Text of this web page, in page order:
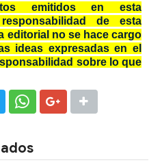
emitidos en esta
de esta
editorial no se hace cargo
ideas expresadas en el
sobre lo que